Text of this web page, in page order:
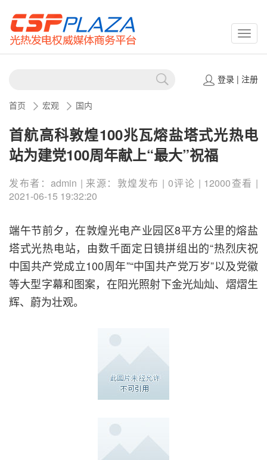
登录| 注册
首页 宏观 国内
首航高科敦煌100兆瓦熔盐塔式光热电
站为建党100周年献上“最大”祝福
发布者：admin | 来源：敦煌发布 | 0评论 | 12000查看 |
2021-06-15 19:32:20
端午节前夕，在敦煌光电产业园区8平方公里的熔盐
塔式光热电站，由数千面定日镜拼组出的“热烈庆祝
中国共产党成立100周年”“中国共产党万岁”以及党徽
等大型字幕和图案，在阳光照射下金光灿灿、熠熠生
辉、蔚为壮观。